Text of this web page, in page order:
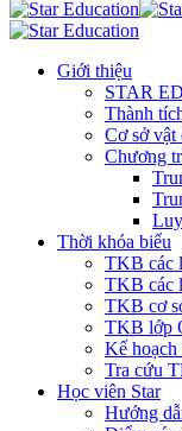
Giới thiệu
STAR
Thành
Cơ sở vật
Chương
Thời khóa biểu
TKB các
TKB các
TKB cơ
TKB lớp
Kế hoạch
Tra cứu
Học viên Star
Hướng